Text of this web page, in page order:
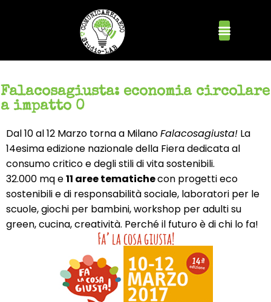
Falacosagiusta: economia circolare
a impatto 0
Dal 10 al 12 Marzo torna a MilanoFalacosagiusta! La
14esima edizione nazionale della Fiera dedicata al
consumo critico e degli stili di vita sostenibili.
32.000 mq e11 aree tematichecon progetti eco
sostenibili e di responsabilità sociale, laboratori per le
scuole, giochi per bambini, workshop per adulti su
green, cucina, creatività. Perché il futuro è di chi lo fa!